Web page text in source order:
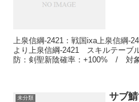
上泉信綱-2421：戦国ixa上泉信綱
より上泉信綱-2421 スキルテーブ
防：剣聖新陰確率：+100% / 対
未分類
サブ